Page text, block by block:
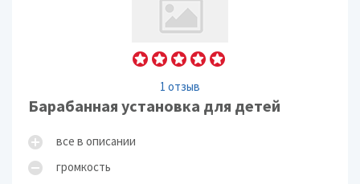
1 отзыв
Барабанная установка для детей
все в описании
громкость